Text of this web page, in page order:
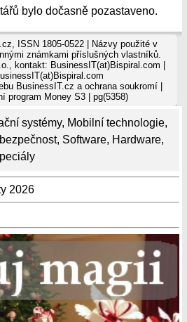
systémy, Mobilní technologie,
, Software, Hardware,
2026
bylo dočasně pozastaveno.
ISSN 1805-0522 | Názvy použité v
známkami příslušných vlastníků.
kontakt: BusinessIT(at)Bispiral.com |
BusinessIT.cz a ochrana soukromí|
program Money S3 | pg(5358)